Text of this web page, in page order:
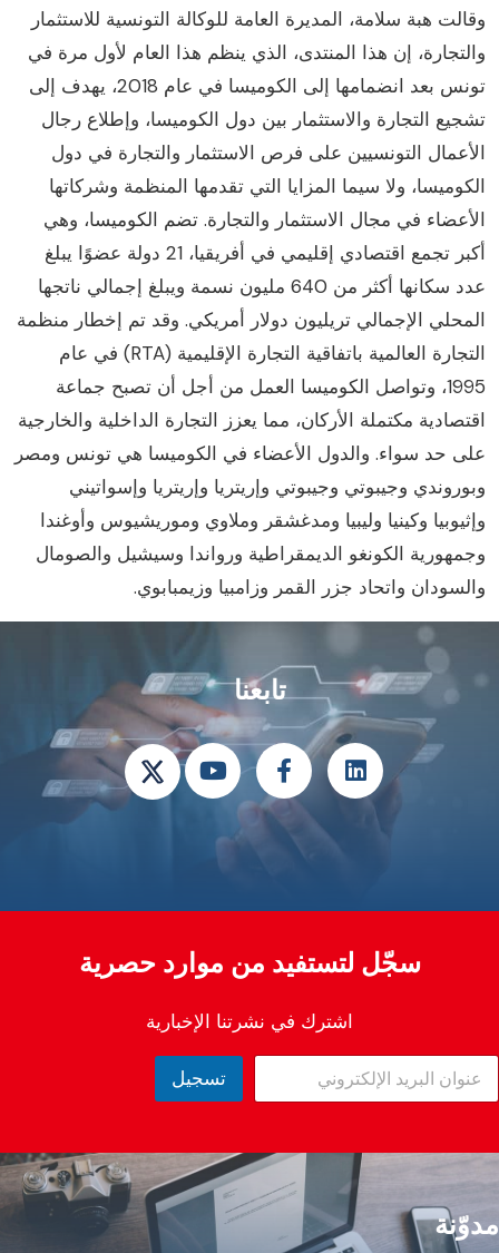
هبة سلامة، المديرة العامة للوكالة التونسية للاستثمار
إن هذا المنتدى، الذي ينظم هذا العام لأول مرة في
تونس بعد انضمامها إلى الكوميسا في عام 2018، يهدف إلى
التجارة والاستثمار بين دول الكوميسا، وإطلاع رجال
التونسيين على فرص الاستثمار والتجارة في دول
ولا سيما المزايا التي تقدمها المنظمة وشركاتها
في مجال الاستثمار والتجارة. تضم الكوميسا، وهي
أكبر تجمع اقتصادي إقليمي في أفريقيا، 21 دولة عضوًا يبلغ
عدد سكانها أكثر من 640 مليون نسمة ويبلغ إجمالي ناتجها
الإجمالي تريليون دولار أمريكي. وقد تم إخطار منظمة
التجارة العالمية باتفاقية التجارة الإقليمية (RTA) في عام
1995، وتواصل الكوميسا العمل من أجل أن تصبح جماعة
مكتملة الأركان، مما يعزز التجارة الداخلية والخارجية
حد سواء. والدول الأعضاء في الكوميسا هي تونس ومصر
وجيبوتي وجيبوتي وإريتريا وإريتريا وإسواتيني
وكينيا وليبيا ومدغشقر وملاوي وموريشيوس وأوغندا
الكونغو الديمقراطية ورواندا وسيشيل والصومال
واتحاد جزر القمر وزامبيا وزيمبابوي.
تابعنا
سجّل لتستفيد من موارد حصرية
اشترك في نشرتنا الإخبارية
تسجيل